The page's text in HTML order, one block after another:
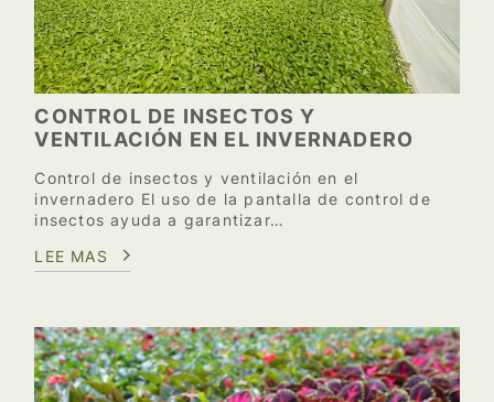
CONTROL DE INSECTOS Y
VENTILACIÓN EN EL INVERNADERO
Control de insectos y ventilación en el
invernadero El uso de la pantalla de control de
insectos ayuda a garantizar…
LEE MAS